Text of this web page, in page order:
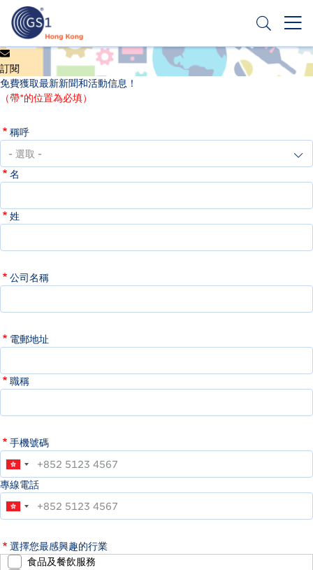
內
容
Header
Top
Second
Menu
申請條碼
訂閱
免費獲取最新新聞和活動信息！
（帶*的位置為必填）
稱呼
名
姓
公司名稱
電郵地址
職稱
手機號碼
專線電話
選擇您最感興趣的行業
食品及餐飲服務